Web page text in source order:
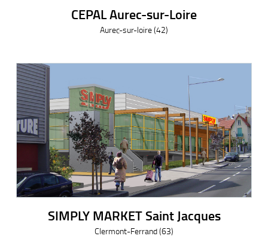
CEPAL Aurec-sur-Loire
Aurec-sur-loire (42)
SIMPLY MARKET Saint Jacques
Clermont-Ferrand (63)